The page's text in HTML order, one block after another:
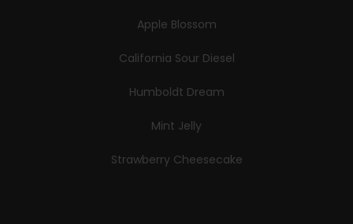
Apple Blossom
California Sour Diesel
Humboldt Dream
Mint Jelly
Strawberry Cheesecake